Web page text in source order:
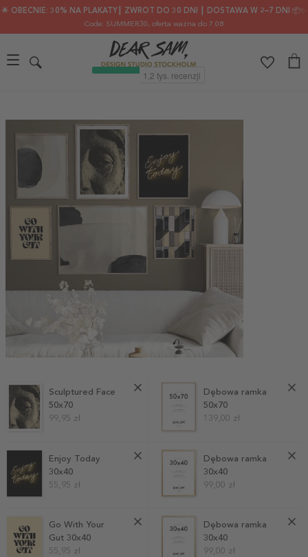
🌟 OBECNIE: 30% NA PLAKATY┃ ZWROT DO 30 DNI ┃ DOSTAWA W 2–7 DNI 📦✨
Code: SUMMER30, oferta ważna do 7.08
Sculptured Face
50x70
99,95 zł
Dębowa ramka
50x70
139,00 zł
Enjoy Today
30x40
55,95 zł
Dębowa ramka
30x40
99,00 zł
Go With Your
Gut 30x40
55,95 zł
Dębowa ramka
30x40
99,00 zł